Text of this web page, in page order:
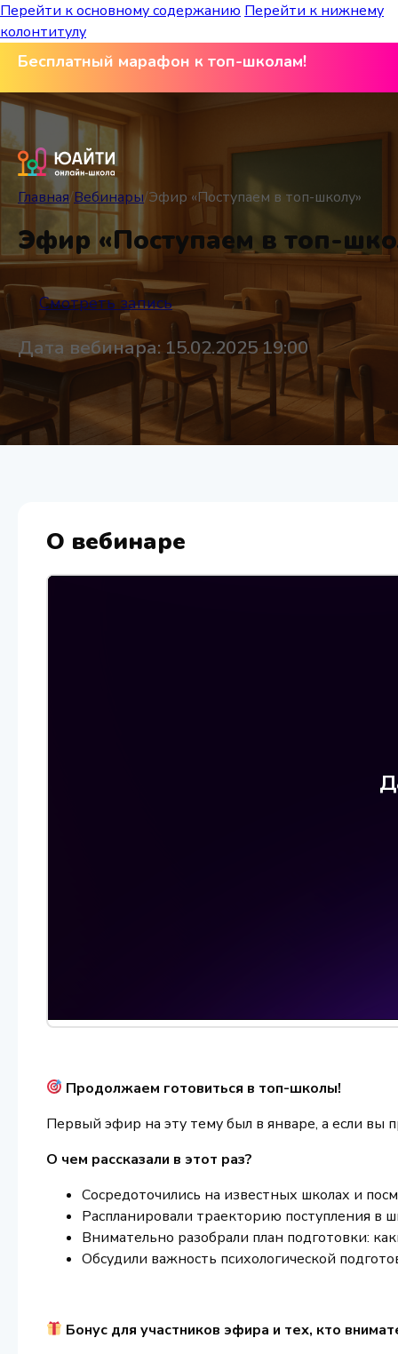
Перейти к основному содержанию Перейти к нижнему
колонтитулу
Бесплатный марафон к топ-школам!
Главная/Вебинары/Эфир «Поступаем в топ-школу»
Эфир «Поступаем в топ-
Смотреть запись
Дата вебинара: 15.02.2025 19:00
О вебинаре
Продолжаем готовиться в топ-школы!
Первый эфир на эту тему был в январе, а если вы
О чем рассказали в этот раз?
Сосредоточились на известных школах и
Распланировали траекторию поступления в
Внимательно разобрали план подготовки:
Обсудили важность психологической
Бонус для участников эфира и тех, кто